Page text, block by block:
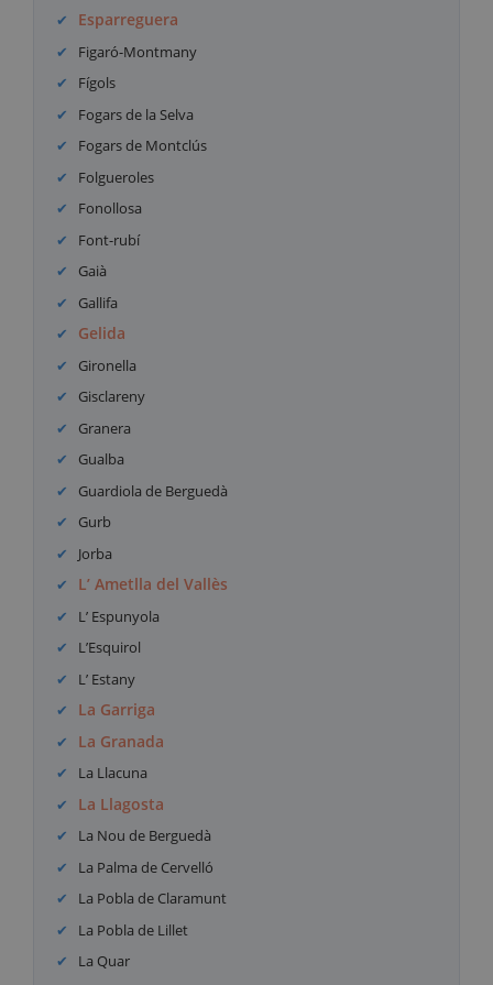
Esparreguera
Figaró-Montmany
Fígols
Fogars de la Selva
Fogars de Montclús
Folgueroles
Fonollosa
Font-rubí
Gaià
Gallifa
Gelida
Gironella
Gisclareny
Granera
Gualba
Guardiola de Berguedà
Gurb
Jorba
L’ Ametlla del Vallès
L’ Espunyola
L’Esquirol
L’ Estany
La Garriga
La Granada
La Llacuna
La Llagosta
La Nou de Berguedà
La Palma de Cervelló
La Pobla de Claramunt
La Pobla de Lillet
La Quar